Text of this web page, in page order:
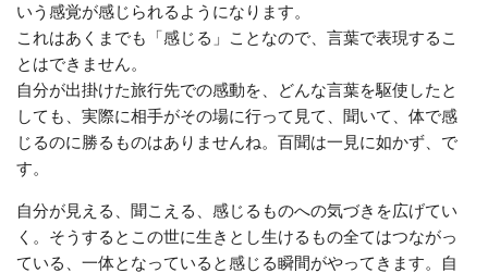
いう感覚が感じられるようになります。
これはあくまでも「感じる」ことなので、言葉で表現するこ
とはできません。
自分が出掛けた旅行先での感動を、どんな言葉を駆使したと
しても、実際に相手がその場に行って見て、聞いて、体で感
じるのに勝るものはありませんね。百聞は一見に如かず、で
す。
自分が見える、聞こえる、感じるものへの気づきを広げてい
く。そうするとこの世に生きとし生けるもの全てはつながっ
ている、一体となっていると感じる瞬間がやってきます。自